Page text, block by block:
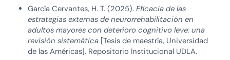
García Cervantes, H. T. (2025).Eficacia de las
estrategias externas de neurorrehabilitación en
adultos mayores con deterioro cognitivo leve: una
revisión sistemática [Tesis de maestría, Universidad
de las Américas]. Repositorio Institucional UDLA.